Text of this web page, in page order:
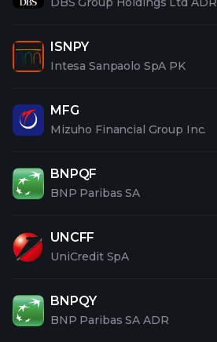
ISNPY
Intesa Sanpaolo SpA PK
MFG
Mizuho Financial Group Inc.
BNPQF
BNP Paribas SA
UNCFF
UniCredit SpA
BNPQY
BNP Paribas SA ADR